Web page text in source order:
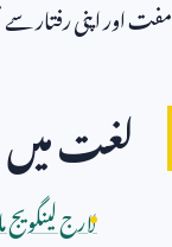
مفت اور اپنی رفتار
لغت میں
لارج